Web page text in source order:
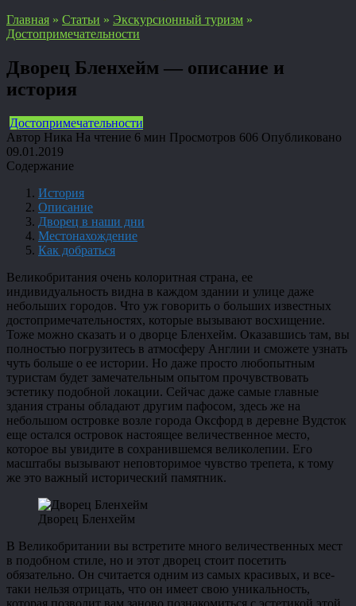
Главная » Статьи » Экскурсионный туризм »
Достопримечательности
Дворец Бленхейм — описание и
история
Достопримечательности
Автор Ника На чтение 6 мин Просмотров 606 Опубликовано
09.01.2019
Содержание
История
Описание
Дворец в наши дни
Местонахождение
Как добраться
Великобритания очень колоритная страна, ее
индивидуальность видна в каждом здании и улице даже
небольших городов. Что уж говорить о больших известных
достопримечательностях, которые вызывают восхищение.
Тоже можно сказать и о дворце Бленхейм. Оказавшись там, вы
полностью погрузитесь в атмосферу Англии и сможете узнать
чуть больше о ее истории. Но даже просто любопытным
туристам будет замечательным опытом прочувствовать
эстетику подобной локации. Сейчас даже самые главные
здания страны обладают другим пафосом, здесь же на
небольшом островке возле города Оксфорд в деревне Вудсток
еще остался островок настоящее величественное место,
которое вы увидите в сохранившемся великолепии. Его
масштабы вызывают неповторимое чувство трепета, к тому
же это важный исторический памятник.
Дворец Бленхейм
В Великобритании вы встретите много величественных мест
в подобном стиле, но и этот дворец стоит посетить
обязательно. Он считается одним из самых красивых, и все-
таки нельзя отрицать, что он имеет свою уникальность,
которая позволит вам заново познакомиться с эстетикой этой